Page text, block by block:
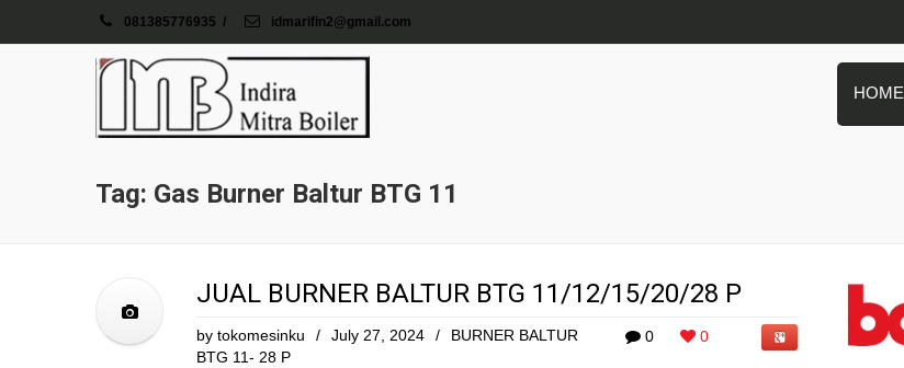
081385776935 / idmarifin2@gmail.com
HOME
Tag: Gas Burner Baltur BTG 11
JUAL BURNER BALTUR BTG 11/12/15/20/28 P
0 0
by tokomesinku / July 27, 2024 /
BURNER BALTUR
BTG 11- 28 P